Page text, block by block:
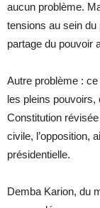
aucun problème.
tensions au sein
partage du pouvoir
Autre problème :
les pleins pouvoirs,
Constitution
civile, l’opposition,
présidentielle.
Demba Karion, du